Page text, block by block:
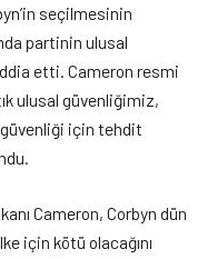
seçilmesinin
partinin ulusal
etti. Cameron resmi
ulusal güvenliğimiz,
için tehdit
Cameron, Corbyn dün
için kötü olacağını